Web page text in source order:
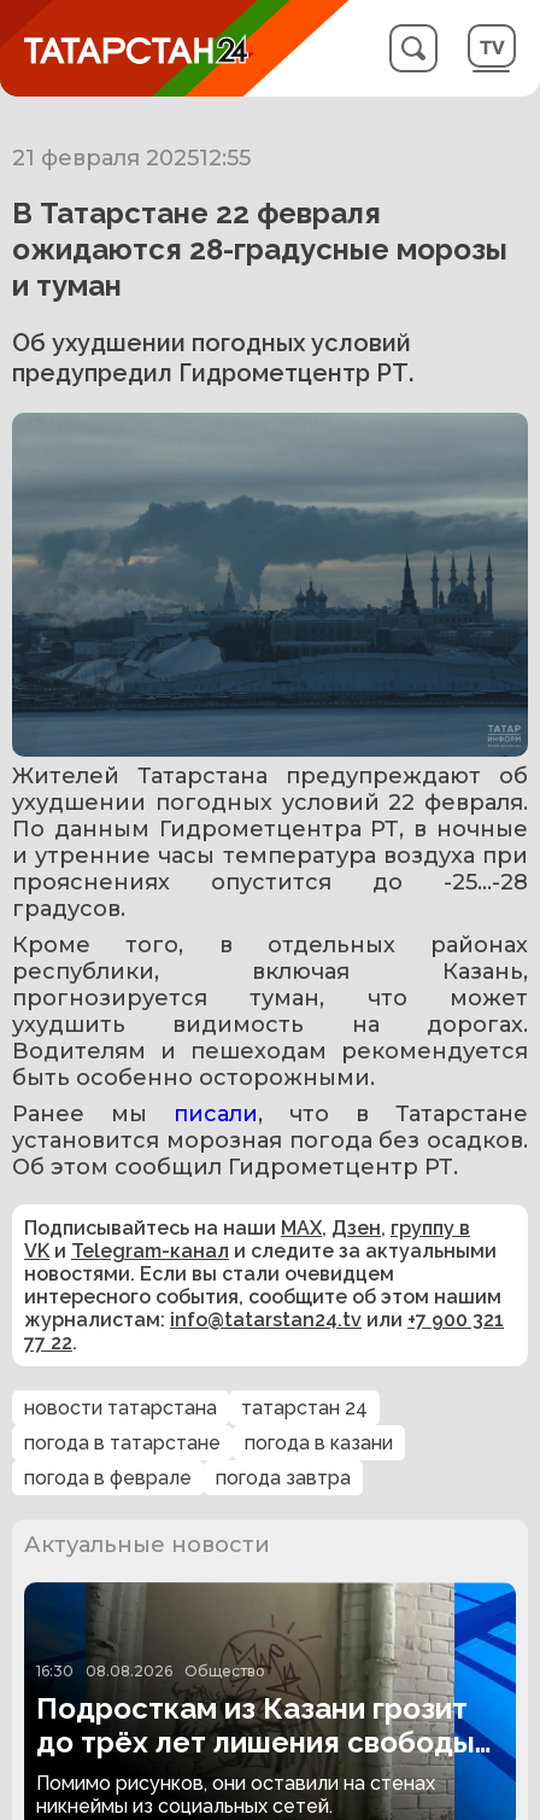
21 февраля 202512:55
В Татарстане 22 февраля
ожидаются 28-градусные морозы
и туман
Об ухудшении погодных условий
предупредил Гидрометцентр РТ.
Жителей Татарстана предупреждают об
ухудшении погодных условий 22 февраля.
По данным Гидрометцентра РТ, в ночные
и утренние часы температура воздуха при
прояснениях опустится до -25…-28
градусов.
Кроме того, в отдельных районах
республики, включая Казань,
прогнозируется туман, что может
ухудшить видимость на дорогах.
Водителям и пешеходам рекомендуется
быть особенно осторожными.
Ранее мы писали, что в Татарстане
установится морозная погода без осадков.
Об этом сообщил Гидрометцентр РТ.
Подписывайтесь на наши MAX, Дзен, группу в
VK и Telegram-канал и следите за актуальными
новостями. Если вы стали очевидцем
интересного события, сообщите об этом нашим
журналистам: info@tatarstan24.tv или +7 900 321
77 22.
новости татарстана
татарстан 24
погода в татарстане
погода в казани
погода в феврале
погода завтра
Актуальные новости
16:30 08.08.2026 Общество
Подросткам из Казани грозит
до трёх лет лишения свободы
за граффити
Помимо рисунков, они оставили на стенах
никнеймы из социальных сетей.